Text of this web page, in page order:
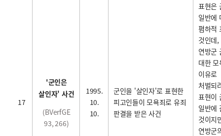
17
'군인은
살인자' 사건
(BVerfGE
93, 266)
1995.
10.
10.
군인을 '살인자'로 표현한
피고인들이 모욕죄로 유죄
판결을 받은 사건
표현은
일반에
폄하적
것인데
연방군
대한
이유로
처벌되
표현이
일반에
것이지
연방군